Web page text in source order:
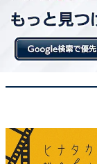
えんぴつ不要でシー
お勉強のハード
る。子どもたち